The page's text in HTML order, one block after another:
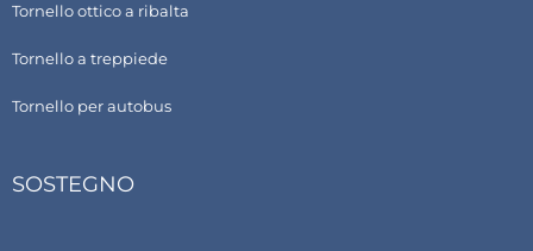
Tornello ottico a ribalta
Tornello a treppiede
Tornello per autobus
SOSTEGNO